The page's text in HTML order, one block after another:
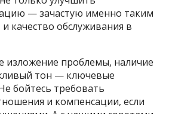
— зачастую именно таким
качество обслуживания в
изложение проблемы, наличие
тон — ключевые
бойтесь требовать
и компенсации, если